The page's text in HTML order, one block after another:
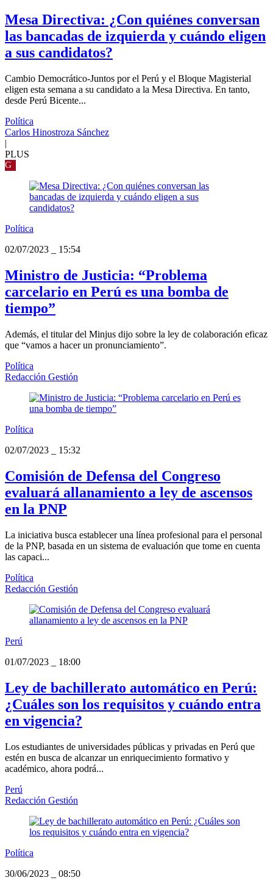
Mesa Directiva: ¿Con quiénes conversan
las bancadas de izquierda y cuándo eligen
a sus candidatos?
Cambio Democrático-Juntos por el Perú y el Bloque Magisterial
eligen esta semana a su candidato a la Mesa Directiva. En tanto,
desde Perú Bicente...
Política
Carlos Hinostroza Sánchez
|
PLUS
G
Política
02/07/2023
15:54
Ministro de Justicia: “Problema
carcelario en Perú es una bomba de
tiempo”
Además, el titular del Minjus dijo sobre la ley de colaboración eficaz
que “vamos a hacer un pronunciamiento”.
Política
Redacción Gestión
Política
02/07/2023
15:32
Comisión de Defensa del Congreso
evaluará allanamiento a ley de ascensos
en la PNP
La iniciativa busca establecer una línea profesional para el personal
de la PNP, basada en un sistema de evaluación que tome en cuenta
las capaci...
Política
Redacción Gestión
Perú
01/07/2023
18:00
Ley de bachillerato automático en Perú:
¿Cuáles son los requisitos y cuándo entra
en vigencia?
Los estudiantes de universidades públicas y privadas en Perú que
estén en busca de alcanzar un enriquecimiento formativo y
académico, ahora podrá...
Perú
Redacción Gestión
Política
30/06/2023
08:50